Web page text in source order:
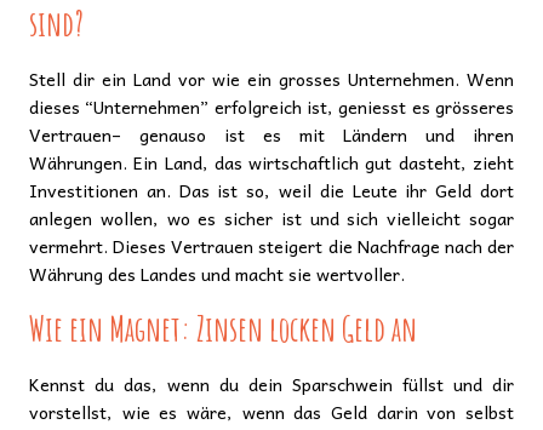
sind?
Stell dir ein Land vor wie ein grosses Unternehmen. Wenn
dieses “Unternehmen” erfolgreich ist, geniesst es grösseres
Vertrauen– genauso ist es mit Ländern und ihren
Währungen. Ein Land, das wirtschaftlich gut dasteht, zieht
Investitionen an. Das ist so, weil die Leute ihr Geld dort
anlegen wollen, wo es sicher ist und sich vielleicht sogar
vermehrt. Dieses Vertrauen steigert die Nachfrage nach der
Währung des Landes und macht sie wertvoller.
Wie ein Magnet: Zinsen locken Geld an
Kennst du das, wenn du dein Sparschwein füllst und dir
vorstellst, wie es wäre, wenn das Geld darin von selbst